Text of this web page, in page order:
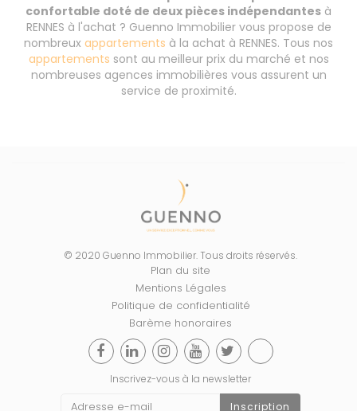
confortable doté de deux pièces indépendantes à
RENNES à l'achat ? Guenno Immobilier vous propose de
nombreux appartements à la achat à RENNES. Tous nos
appartements sont au meilleur prix du marché et nos
nombreuses agences immobilières vous assurent un
service de proximité.
© 2020 Guenno Immobilier. Tous droits réservés.
Plan du site
Mentions Légales
Politique de confidentialité
Barème honoraires
Inscrivez-vous à la newsletter
Inscription